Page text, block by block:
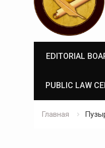
EDITORIAL
PUBLIC LAW
Главная